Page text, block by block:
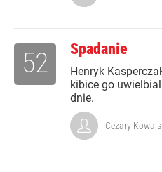
Spadanie
Henryk
kibice go
dnie.
52
Cezary